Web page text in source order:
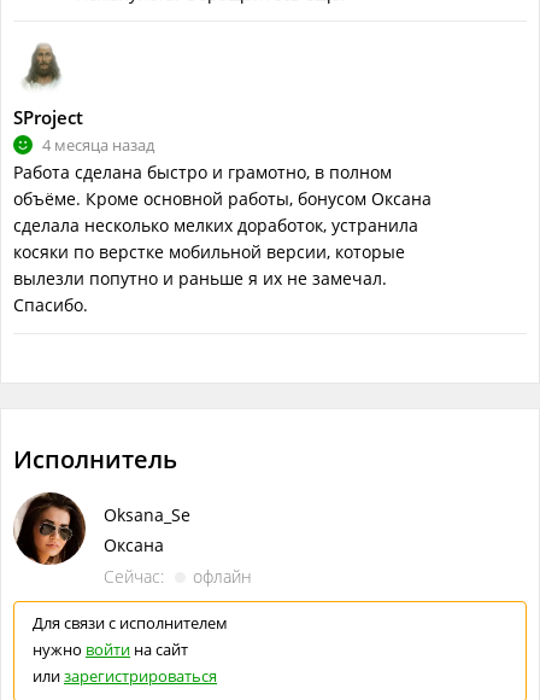
SProject
4 месяца назад
Работа сделана быстро и грамотно, в полном
объёме. Кроме основной работы, бонусом Оксана
сделала несколько мелких доработок, устранила
косяки по верстке мобильной версии, которые
вылезли попутно и раньше я их не замечал.
Спасибо.
Исполнитель
Oksana_Se
Оксана
Сейчас:
офлайн
Для связи с исполнителем
нужно войти на сайт
илизарегистрироваться